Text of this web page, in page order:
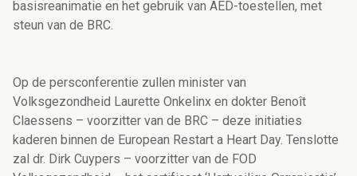
basisreanimatie en het gebruik van AED-toestellen, met
steun van de BRC.
Op de persconferentie zullen minister van
Volksgezondheid Laurette Onkelinx en dokter Benoît
Claessens – voorzitter van de BRC – deze initiaties
kaderen binnen de European Restart a Heart Day. Tenslotte
zal dr. Dirk Cuypers – voorzitter van de FOD